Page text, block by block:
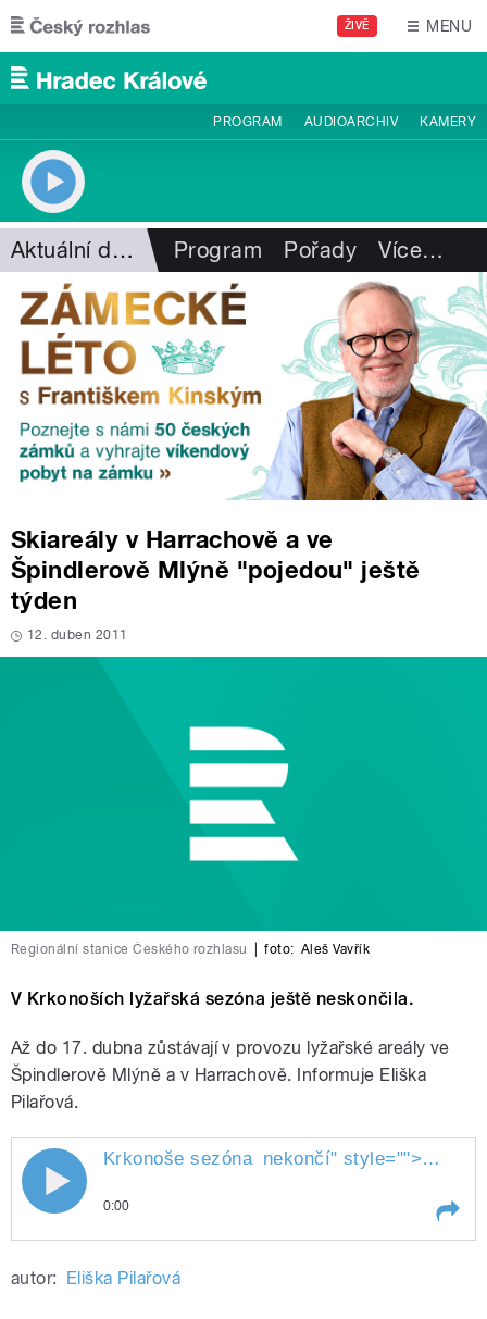
Přejít k hlavnímu obsahu
ŽIVĚ MENU
PROGRAM AUDIOARCHIV KAMERY
Aktuální dění Program Pořady Více…
Skiareály v Harrachově a ve
Špindlerově Mlýně "pojedou" ještě
týden
12. duben 2011
Regionální stanice Českého rozhlasu foto: Aleš Vavřík
V Krkonoších lyžařská sezóna ještě neskončila.
Až do 17. dubna zůstávají v provozu lyžařské areály ve
Špindlerově Mlýně a v Harrachově. Informuje Eliška
Pilařová.
Krkonoše sezóna nekončí
Krkonoše sezóna nekončí" style="">
0:00
autor: Eliška Pilařová